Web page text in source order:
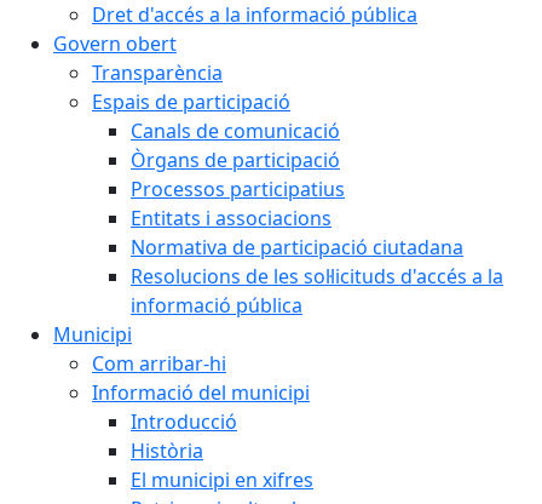
Dret d'accés a la informació pública
Govern obert
Transparència
Espais de participació
Canals de comunicació
Òrgans de participació
Processos participatius
Entitats i associacions
Normativa de participació ciutadana
Resolucions de les sol·licituds d'accés a la
informació pública
Municipi
Com arribar-hi
Informació del municipi
Introducció
Història
El municipi en xifres